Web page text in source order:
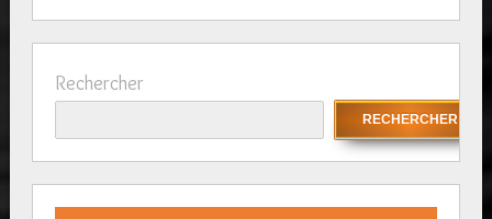
Rechercher
RECHERCHER